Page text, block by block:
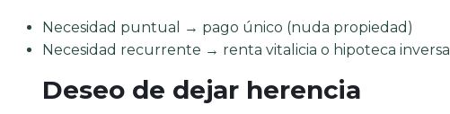
Necesidad puntual → pago único (nuda propiedad)
Necesidad recurrente → renta vitalicia o hipoteca inversa
Deseo de dejar herencia